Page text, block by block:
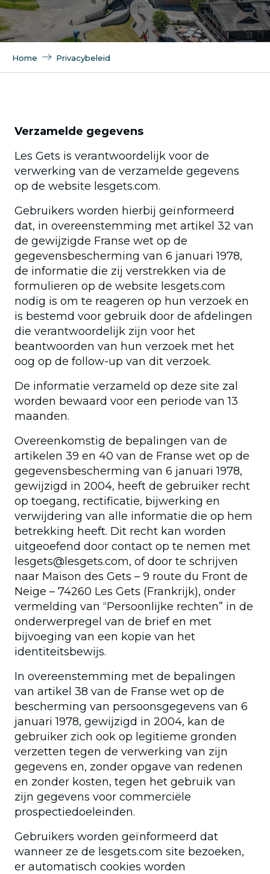
Home Privacybeleid
Verzamelde gegevens
Les Gets is verantwoordelijk voor de
verwerking van de verzamelde gegevens
op de website lesgets.com.
Gebruikers worden hierbij geïnformeerd
dat, in overeenstemming met artikel 32 van
de gewijzigde Franse wet op de
gegevensbescherming van 6 januari 1978,
de informatie die zij verstrekken via de
formulieren op de website lesgets.com
nodig is om te reageren op hun verzoek en
is bestemd voor gebruik door de afdelingen
die verantwoordelijk zijn voor het
beantwoorden van hun verzoek met het
oog op de follow-up van dit verzoek.
De informatie verzameld op deze site zal
worden bewaard voor een periode van 13
maanden.
Overeenkomstig de bepalingen van de
artikelen 39 en 40 van de Franse wet op de
gegevensbescherming van 6 januari 1978,
gewijzigd in 2004, heeft de gebruiker recht
op toegang, rectificatie, bijwerking en
verwijdering van alle informatie die op hem
betrekking heeft. Dit recht kan worden
uitgeoefend door contact op te nemen met
lesgets@lesgets.com, of door te schrijven
naar Maison des Gets – 9 route du Front de
Neige – 74260 Les Gets (Frankrijk), onder
vermelding van “Persoonlijke rechten” in de
onderwerpregel van de brief en met
bijvoeging van een kopie van het
identiteitsbewijs.
In overeenstemming met de bepalingen
van artikel 38 van de Franse wet op de
bescherming van persoonsgegevens van 6
januari 1978, gewijzigd in 2004, kan de
gebruiker zich ook op legitieme gronden
verzetten tegen de verwerking van zijn
gegevens en, zonder opgave van redenen
en zonder kosten, tegen het gebruik van
zijn gegevens voor commerciële
prospectiedoeleinden.
Gebruikers worden geïnformeerd dat
wanneer ze de lesgets.com site bezoeken,
er automatisch cookies worden